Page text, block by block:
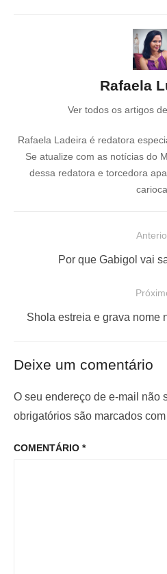
Rafaela
Ver todos os artigos
Rafaela Ladeira é redatora
Se atualize com as notícias do
dessa redatora e torcedora
ç
o
d
e
P
t
e
r
o
Por que Gabigol vai
P
i
m
p
Shola estreia e grava nome
Deixe um comentário
O seu endereço de e-mail não
obrigatórios são marcados com
COMENTÁRIO *